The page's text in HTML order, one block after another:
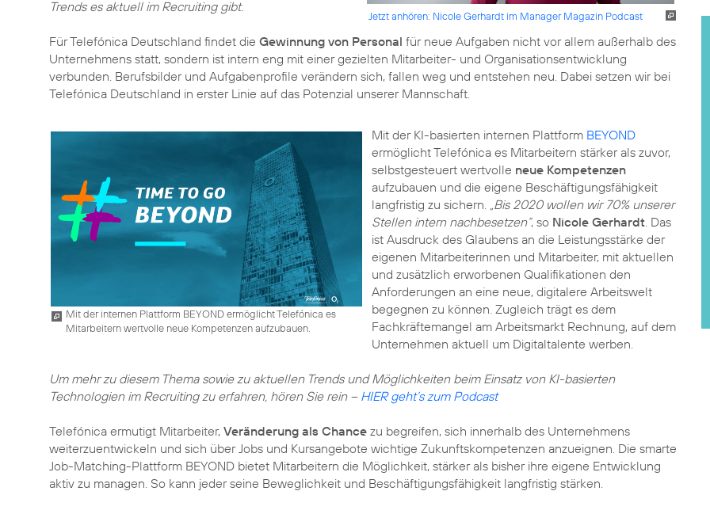
Jetzt anhören: Nicole Gerhardt im Manager Magazin Podcast
Trends es aktuell im Recruiting gibt.
Für Telefónica Deutschland findet die Gewinnung von Personal für neue Aufgaben nicht vor allem außerhalb des
Unternehmens statt, sondern ist intern eng mit einer gezielten Mitarbeiter- und Organisationsentwicklung
verbunden. Berufsbilder und Aufgabenprofile verändern sich, fallen weg und entstehen neu. Dabei setzen wir bei
Telefónica Deutschland in erster Linie auf das Potenzial unserer Mannschaft.
Mit der internen Plattform BEYOND ermöglicht Telefónica es
Mitarbeitern wertvolle neue Kompetenzen aufzubauen.
Mit der KI-basierten internen Plattform BEYOND
ermöglicht Telefónica es Mitarbeitern stärker als zuvor,
selbstgesteuert wertvolle neue Kompetenzen
aufzubauen und die eigene Beschäftigungsfähigkeit
langfristig zu sichern. „Bis 2020 wollen wir 70% unserer
Stellen intern nachbesetzen“, so Nicole Gerhardt. Das
ist Ausdruck des Glaubens an die Leistungsstärke der
eigenen Mitarbeiterinnen und Mitarbeiter, mit aktuellen
und zusätzlich erworbenen Qualifikationen den
Anforderungen an eine neue, digitalere Arbeitswelt
begegnen zu können. Zugleich trägt es dem
Fachkräftemangel am Arbeitsmarkt Rechnung, auf dem
Unternehmen aktuell um Digitaltalente werben.
Um mehr zu diesem Thema sowie zu aktuellen Trends und Möglichkeiten beim Einsatz von KI-basierten
Technologien im Recruiting zu erfahren, hören Sie rein – HIER geht’s zum Podcast
Telefónica ermutigt Mitarbeiter, Veränderung als Chance zu begreifen, sich innerhalb des Unternehmens
weiterzuentwickeln und sich über Jobs und Kursangebote wichtige Zukunftskompetenzen anzueignen. Die smarte
Job-Matching-Plattform BEYOND bietet Mitarbeitern die Möglichkeit, stärker als bisher ihre eigene Entwicklung
aktiv zu managen. So kann jeder seine Beweglichkeit und Beschäftigungsfähigkeit langfristig stärken.